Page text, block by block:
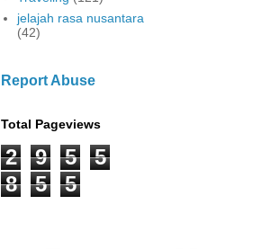
jelajah rasa nusantara
(42)
Report Abuse
Total Pageviews
2 9 5
5
8
5 5